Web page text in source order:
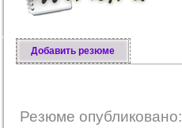
Добавить резюме
Резюме опубликовано: